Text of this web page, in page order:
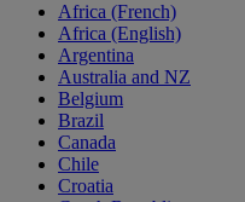
Africa (French)
Africa (English)
Argentina
Australia and NZ
Belgium
Brazil
Canada
Chile
Croatia